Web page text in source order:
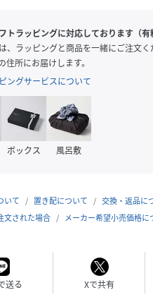
トラッピングに対応しております（有
、ラッピングと商品を一緒にご注文
住所にお届けします。
ングサービスについて
ボックス 風呂敷
いて 置き配について
交換・返品に
文された場合
メーカー希望小売価格に
送る Xで共有